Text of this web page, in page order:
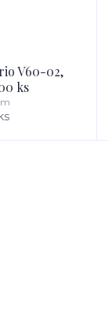
V60-02,
ks